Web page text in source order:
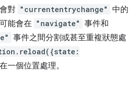
對 "currententrychange" 中的
能會在 "navigate" 事件和
事件之間分割或甚至重複狀態處
一個位置處理。